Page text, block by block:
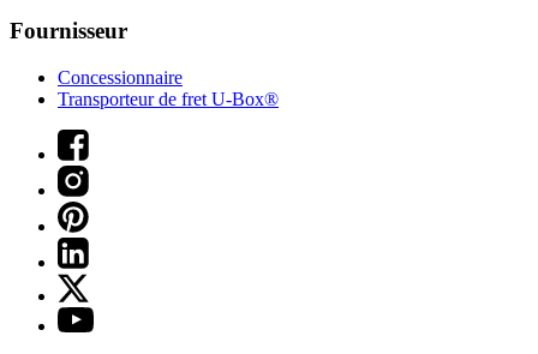
Fournisseur
Concessionnaire
Transporteur de fret U-Box®